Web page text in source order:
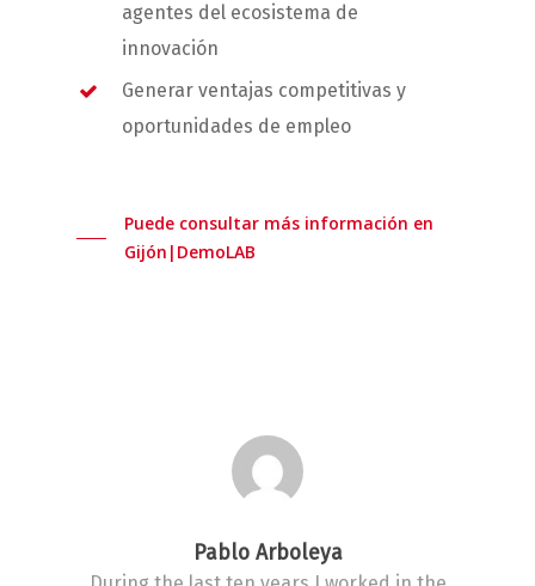
agentes del ecosistema de
innovación
Generar ventajas competitivas y
oportunidades de empleo
Puede consultar más información en
Gijón|DemoLAB
Pablo Arboleya